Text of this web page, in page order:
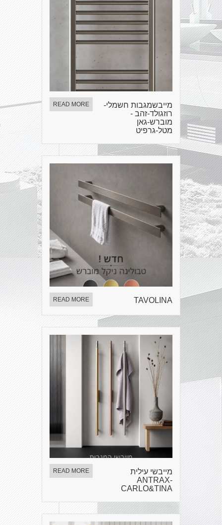
מייבשמגבות חשמלי-
רוזגולד-זהב -
מוברש-גאן
מטל-גרפיט
READ MORE
TAVOLINA
READ MORE
מייבשי עילית
ANTRAX-
CARLO&TINA
READ MORE